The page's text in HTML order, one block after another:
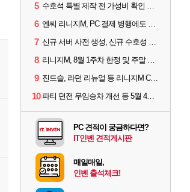
5 수호석 특별 제작 전 가성비 확인 필수! 3월 2주차 업데이트 이슈
6 엔씨 리니지M, PC 결제 병행에도 모바일 '매출 1위' 탈환
7 신규 서버 사전 생성, 신규 수호성 추가 등 3월 1주차 업데이트 이슈
8 리니지M, 8월 1주차 한정 및 주말 제작 정보
9 진드슬, 라던 리뉴얼 등 리니지M ContiNew 업데이트 핵심 요약
10 파티 던전 무임승차 개선 등 5월 4주차 업데이트 이슈
PC 견적이 궁금하다면?
IT인벤 견적게시판
매일매일,
인벤 출석체크!